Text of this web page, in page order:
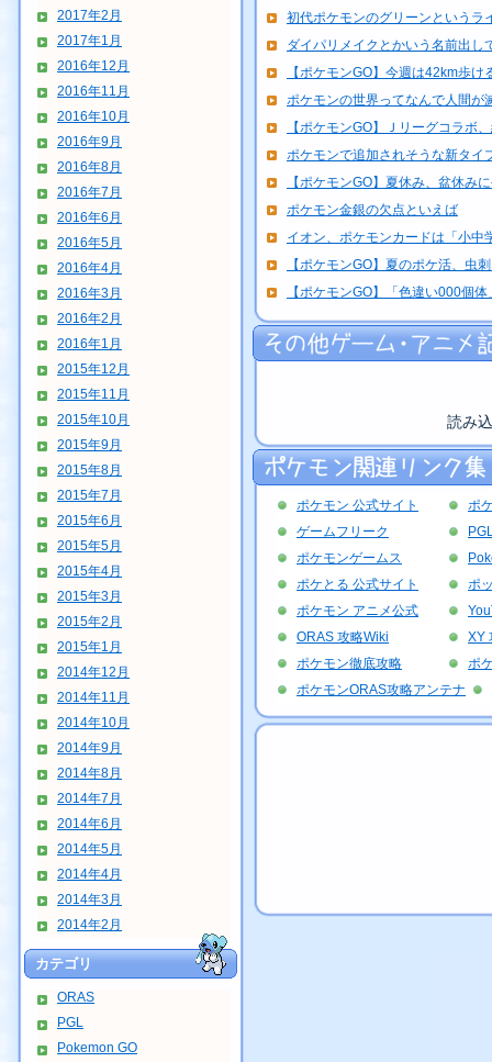
2017年2月
2017年1月
2016年12月
2016年11月
2016年10月
2016年9月
2016年8月
2016年7月
2016年6月
2016年5月
2016年4月
2016年3月
2016年2月
2016年1月
2015年12月
2015年11月
2015年10月
2015年9月
2015年8月
2015年7月
2015年6月
2015年5月
2015年4月
2015年3月
2015年2月
2015年1月
2014年12月
2014年11月
2014年10月
2014年9月
2014年8月
2014年7月
2014年6月
2014年5月
2014年4月
2014年3月
2014年2月
カテゴリ
ORAS
PGL
Pokemon GO
初代ポケモンのグリーンというラ
ダイパリメイクとかいう名前出し
【ポケモンGO】今週は42km歩け
ポケモンの世界ってなんで人間が
【ポケモンGO】Ｊリーグコラボ
ポケモンで追加されそうな新タイ
【ポケモンGO】夏休み、盆休み
ポケモン金銀の欠点といえば
イオン、ポケモンカードは「小
【ポケモンGO】夏のポケ活、虫
【ポケモンGO】「色違い000個
読み
ポケモン 公式サイト
ポ
ゲームフリーク
ポケモンゲームス
ポケとる 公式サイト
ポ
ポケモン アニメ公式
ORAS 攻略Wiki
XY
ポケモン徹底攻略
ポ
ポケモンORAS攻略アンテナ